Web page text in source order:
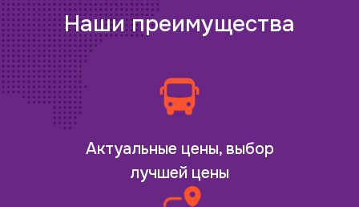
Наши преимущества
Актуальные цены, выбор
лучшей цены